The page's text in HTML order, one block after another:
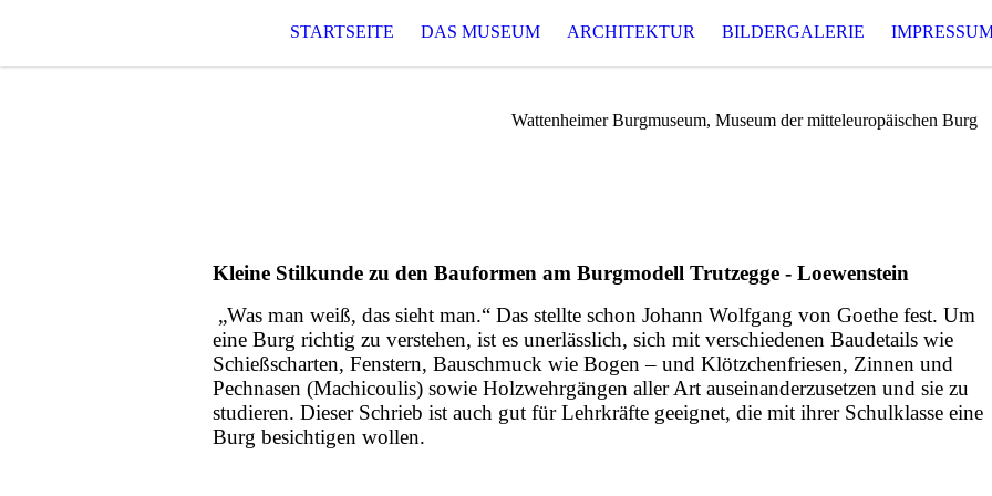
STARTSEITE DAS MUSEUM ARCHITEKTUR BILDERGALERIE
Wattenheimer Burgmuseum, Museum der mitteleuropäischen Burg
Kleine Stilkunde zu den Bauformen am Burgmodell Trutzegge - Loewenstein
„Was man weiß, das sieht man.“ Das stellte schon Johann Wolfgang von Goethe fest. Um
eine Burg richtig zu verstehen, ist es unerlässlich, sich mit verschiedenen Baudetails wie
Schießscharten, Fenstern, Bauschmuck wie Bogen – und Klötzchenfriesen, Zinnen und
Pechnasen (Machicoulis) sowie Holzwehrgängen aller Art auseinanderzusetzen und sie zu
studieren. Dieser Schrieb ist auch gut für Lehrkräfte geeignet, die mit ihrer Schulklasse eine
Burg besichtigen wollen.